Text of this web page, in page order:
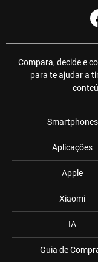
Compara, decide e
para te ajudar a
Smartphones
Aplicações
Apple
Xiaomi
IA
Guia de